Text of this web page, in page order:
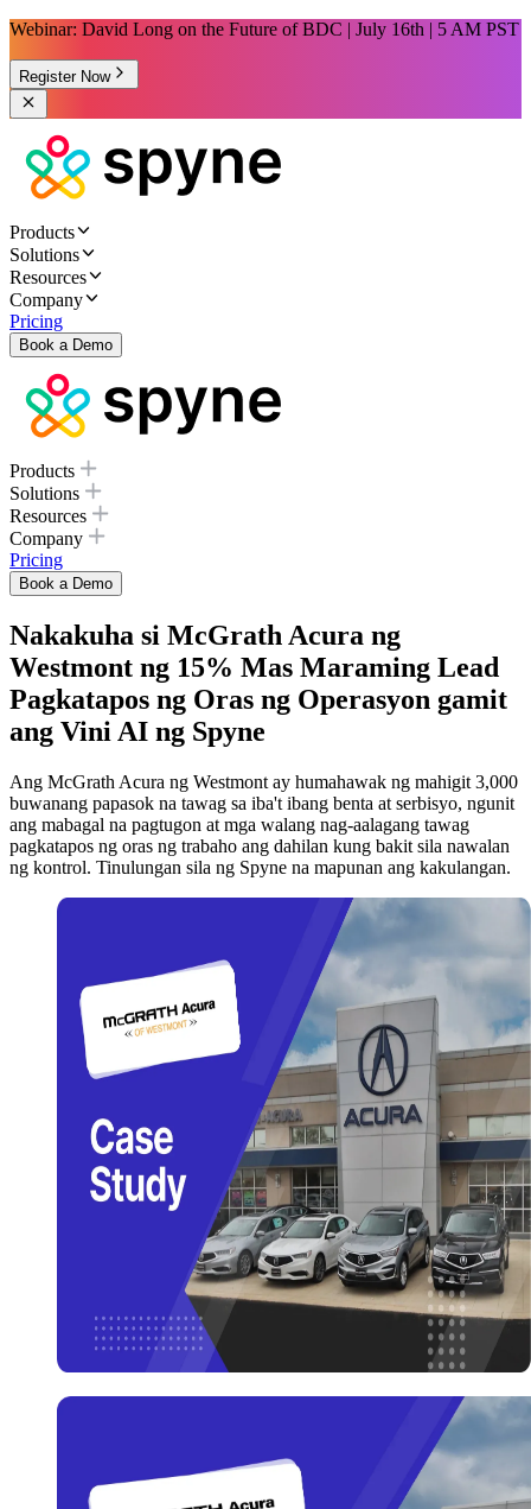
Webinar: David Long on the Future of BDC | July 16th | 5 AM PST
Register Now
Products
Solutions
Resources
Company
Pricing
Book a Demo
Products
Solutions
Resources
Company
Pricing
Book a Demo
Nakakuha si McGrath Acura ng
Westmont ng 15% Mas Maraming Lead
Pagkatapos ng Oras ng Operasyon gamit
ang Vini AI ng Spyne
Ang McGrath Acura ng Westmont ay humahawak ng mahigit 3,000
buwanang papasok na tawag sa iba't ibang benta at serbisyo, ngunit
ang mabagal na pagtugon at mga walang nag-aalagang tawag
pagkatapos ng oras ng trabaho ang dahilan kung bakit sila nawalan
ng kontrol. Tinulungan sila ng Spyne na mapunan ang kakulangan.